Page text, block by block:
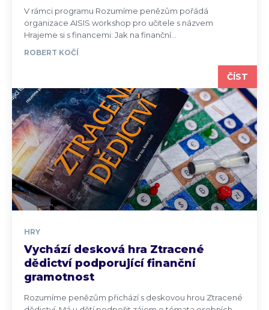
V rámci programu Rozumíme penězům pořádá
organizace AISIS workshop pro učitele s názvem
Hrajeme si s financemi: Jak na finanční...
ROBERT KOČÍ
ČÍST
HRY
Vychází desková hra Ztracené
dědictví podporující finanční
gramotnost
Rozumíme penězům přichází s deskovou hrou Ztracené